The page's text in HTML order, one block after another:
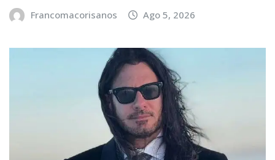
Francomacorisanos Ago 5, 2026